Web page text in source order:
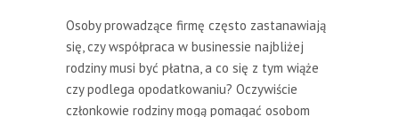
Osoby prowadzące firmę często zastanawiają
się, czy współpraca w businessie najbliżej
rodziny musi być płatna, a co się z tym wiąże
czy podlega opodatkowaniu? Oczywiście
członkowie rodziny mogą pomagać osobom